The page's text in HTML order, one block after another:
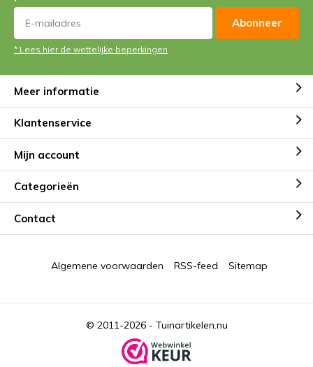
Abonneer
* Lees hier de wettelijke beperkingen
Meer informatie
Klantenservice
Mijn account
Categorieën
Contact
© 2011-2026 - Tuinartikelen.nu
Algemene voorwaarden RSS-feed Sitemap